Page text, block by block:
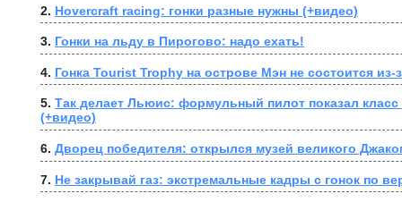
2. Hovercraft racing: гонки разные нужны (+видео)
3. Гонки на льду в Пирогово: надо ехать!
4. Гонка Tourist Trophy на острове Мэн не состоится из-
5. Так делает Льюис: формульный пилот показал класс
(+видео)
6. Дворец победителя: открылся музей великого
7. Не закрывай газ: экстремальные кадры с гонок по